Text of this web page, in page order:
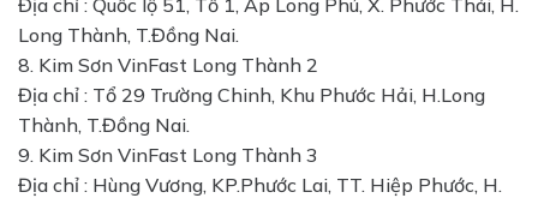
Địa chỉ : Quốc lộ 51, Tổ 1, Ấp Long Phú, X. Phước Thái, H.
Long Thành, T.Đồng Nai.
8. Kim Sơn VinFast Long Thành 2
Địa chỉ : Tổ 29 Trường Chinh, Khu Phước Hải, H.Long
Thành, T.Đồng Nai.
9. Kim Sơn VinFast Long Thành 3
Địa chỉ : Hùng Vương, KP.Phước Lai, TT. Hiệp Phước, H.